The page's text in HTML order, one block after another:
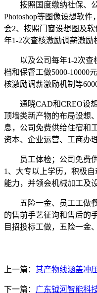
按照国度缴纳社保、公
Photoshop等图像设想软
会2、按照门窗设想图及
年1-2次查核激励调薪激励
以及公司每年1-2次查核
档和保督工做5000-10000
核激励调薪激励机制等
通晓CAD和CREO设想
顶墙类新产物的布局设想
息，公司免费供给住宿和
资本、企业运营、工商办
员工体检；公司免费供
1、大专以上学历，积极
能力，并领会机械加工及
五险一金、员工工做餐
的售前手艺征询和售后的
目招投标工做，五险一金
上一篇： 其产物线涵盖冲
下一篇： 广东钺河智能科